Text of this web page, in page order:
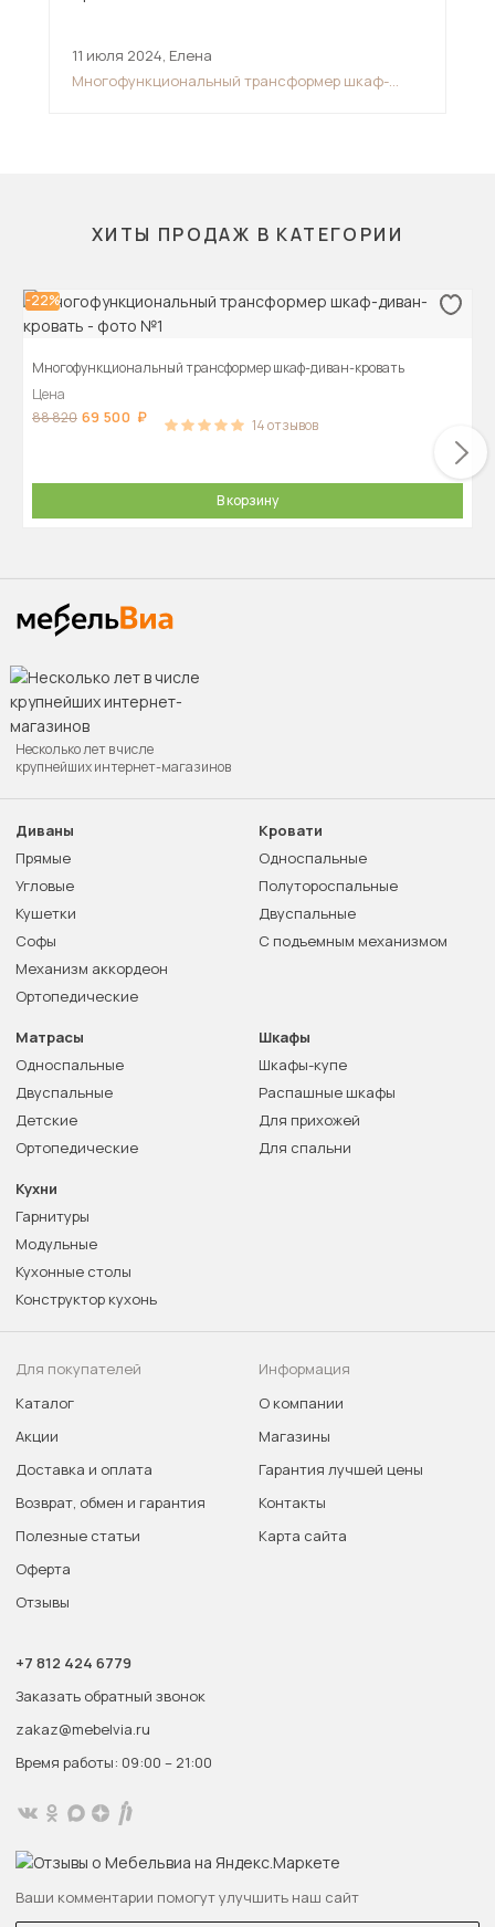
11 июля 2024, Елена
Многофункциональный трансформер шкаф-
ХИТЫ ПРОДАЖ В КАТЕГОРИИ
-22%
Многофункциональный трансформер шкаф-диван-кровать
Цена
88 820 69 500 14отзывов
В корзину
Несколько лет в числе
крупнейших интернет-магазинов
Диваны
Прямые
Угловые
Кушетки
Софы
Механизм аккордеон
Ортопедические
Кровати
Односпальные
Полутороспальные
Двуспальные
С подъемным механизмом
Матрасы
Односпальные
Двуспальные
Детские
Ортопедические
Шкафы
Шкафы-купе
Распашные шкафы
Для прихожей
Для спальни
Кухни
Гарнитуры
Модульные
Кухонные столы
Конструктор кухонь
Для покупателей
Каталог
Акции
Доставка и оплата
Возврат, обмен и гарантия
Полезные статьи
Оферта
Отзывы
Информация
О компании
Магазины
Гарантия лучшей цены
Контакты
Карта сайта
+7 812 424 6779
Заказать обратный звонок
zakaz@mebelvia.ru
Время работы: 09:00 – 21:00
Ваши комментарии помогут улучшить наш сайт